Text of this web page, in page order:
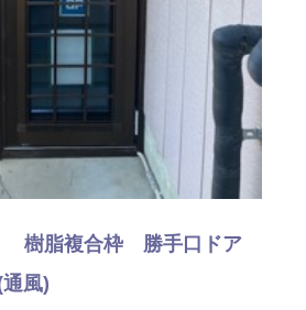
樹脂複合枠 勝手口ドア
通風)